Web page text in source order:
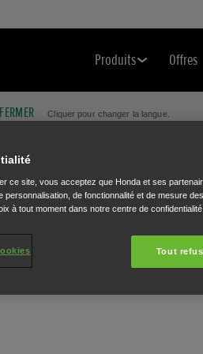
Produits Offres
FERMER Cliquer pour changer la langue.
ce site, vous acceptez que Honda et ses
personnalisation, de fonctionnalité et de mesure
à tout moment dans notre centre de confidentialité.
Tout